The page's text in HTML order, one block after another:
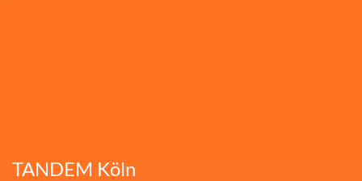
TANDEM Köln